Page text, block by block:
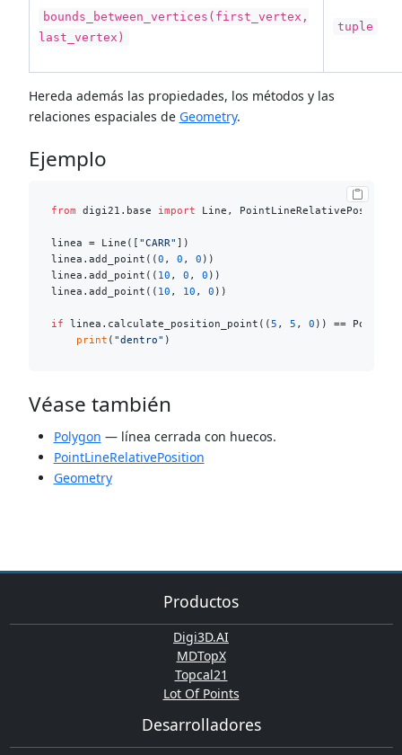
bounds_between_vertices(first_vertex,
last_vertex)
tuple
Hereda además las propiedades, los métodos y las
relaciones espaciales de Geometry.
Ejemplo
from digi21.base import Line, PointLineRelativePosition
linea = Line([ "CARR"
])
linea.add_point(( 0 , 0 , 0 ))
linea.add_point(( 10 , 0 , 0 ))
linea.add_point(( 10 , 10 , 0 ))
if linea.calculate_position_point(( 5 , 5 , 0 )) ==
print ( "dentro"
Véase también
Polygon — línea cerrada con huecos.
PointLineRelativePosition
Geometry
Productos
Digi3D.AI
MDTopX
Topcal21
Lot Of Points
Desarrolladores